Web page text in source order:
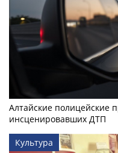
Алтайские полицейские
инсценировавших ДТП
Культура